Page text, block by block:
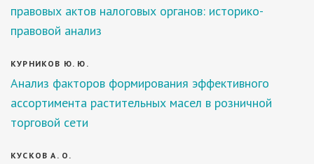
правовых актов налоговых органов: историко-
правовой анализ
КУРНИКОВ Ю. Ю.
Анализ факторов формирования эффективного
ассортимента растительных масел в розничной
торговой сети
КУСКОВ А. О.